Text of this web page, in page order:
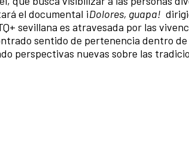
el documental ¡Dolores, guapa!
sevillana es atravesada por las
sentido de pertenencia dentro
perspectivas nuevas sobre las